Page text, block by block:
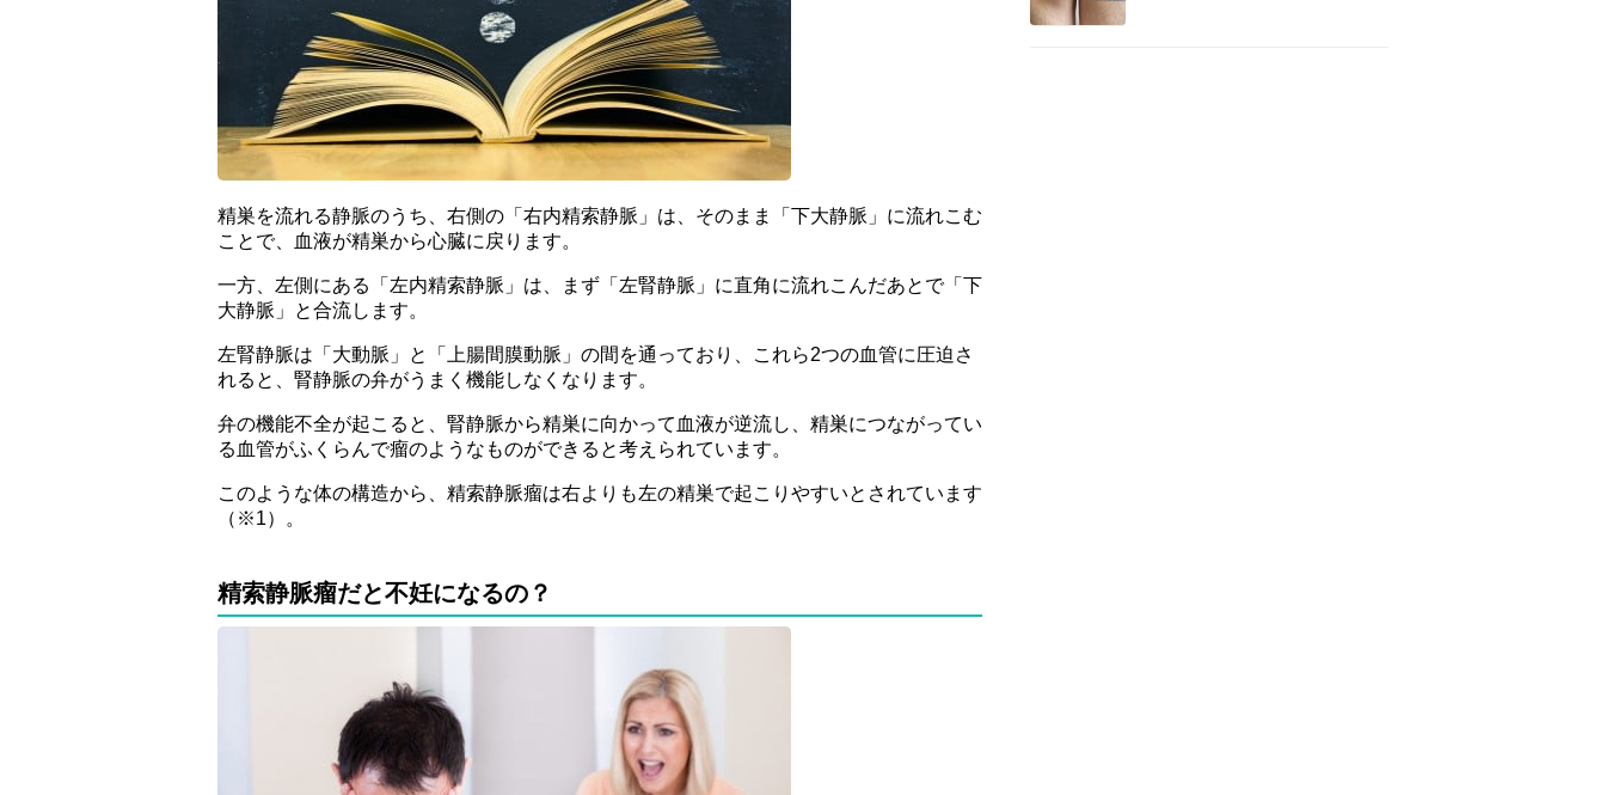
精巣を流れる静脈のうち、右側の「右内精索静脈」は、そのまま「下大静脈」に流れこむ
ことで、血液が精巣から心臓に戻ります。
一方、左側にある「左内精索静脈」は、まず「左腎静脈」に直角に流れこんだあとで「下
大静脈」と合流します。
左腎静脈は「大動脈」と「上腸間膜動脈」の間を通っており、これら2つの血管に圧迫さ
れると、腎静脈の弁がうまく機能しなくなります。
弁の機能不全が起こると、腎静脈から精巣に向かって血液が逆流し、精巣につながってい
る血管がふくらんで瘤のようなものができると考えられています。
このような体の構造から、精索静脈瘤は右よりも左の精巣で起こりやすいとされています
（※1）。
精索静脈瘤だと不妊になるの？